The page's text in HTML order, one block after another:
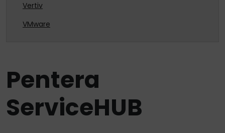
Vertiv
VMware
Pentera
ServiceHUB